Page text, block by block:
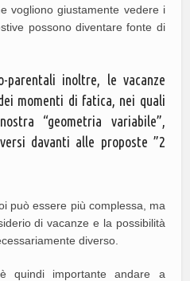
vogliono giustamente vedere i
possono diventare fonte di
parentali inoltre, le vacanze
momenti di fatica, nei quali
“geometria variabile”,
davanti alle proposte ”2
può essere più complessa, ma
di vacanze e la possibilità
diverso.
quindi importante andare a